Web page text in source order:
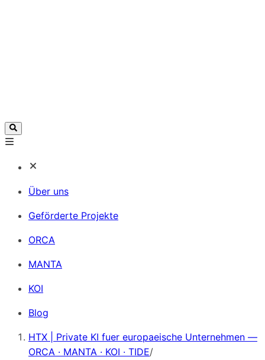
Über uns
Geförderte Projekte
ORCA
MANTA
KOI
Blog
HTX | Private KI fuer europaeische Unternehmen —
ORCA · MANTA · KOI · TIDE/